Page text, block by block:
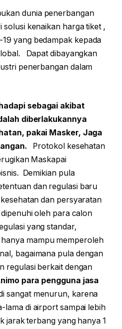
dunia penerbangan
kenaikan harga tiket ,
yang bedampak kepada
Dapat dibayangkan
penerbangan dalam
sebagai akibat
diberlakukannya
pakai Masker, Jaga
Protokol kesehatan
Maskapai
Demikian pula
dan regulasi baru
dan persyaratan
oleh para calon
yang standar,
mampu memperoleh
bagaimana pula dengan
regulasi berkait dengan
para pengguna jasa
sangat menurun, karena
lama di airport sampai lebih
jarak terbang yang hanya 1